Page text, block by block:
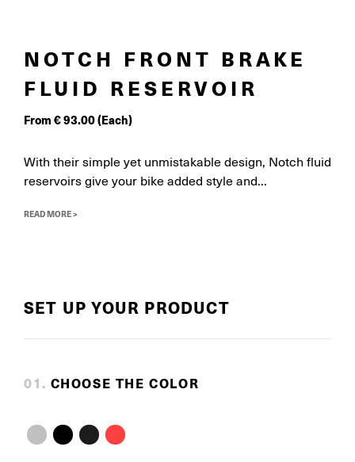
NOTCH FRONT BRAKE
FLUID RESERVOIR
From €93.00(Each)
With their simple yet unmistakable design, Notch fluid
reservoirs give your bike added style and...
READ MORE >
SET UP YOUR PRODUCT
01 . CHOOSE THE COLOR